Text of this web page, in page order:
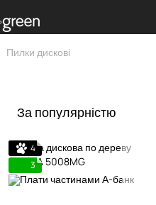
Пилки дискові
За популярністю
4
3